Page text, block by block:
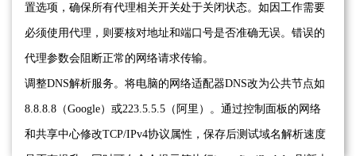
置选项，确保所有代理相关开关处于关闭状态。如因工作需要
必须使用代理，则要核对地址和端口号是否准确无误。错误的
代理参数会阻断正常的网络请求传输。
调整DNS解析服务。将电脑的网络适配器DNS改为公共节点如
8.8.8.8（Google）或223.5.5.5（阿里）。通过控制面板的网络
和共享中心修改TCP/IPv4协议属性，保存后测试域名解析速度